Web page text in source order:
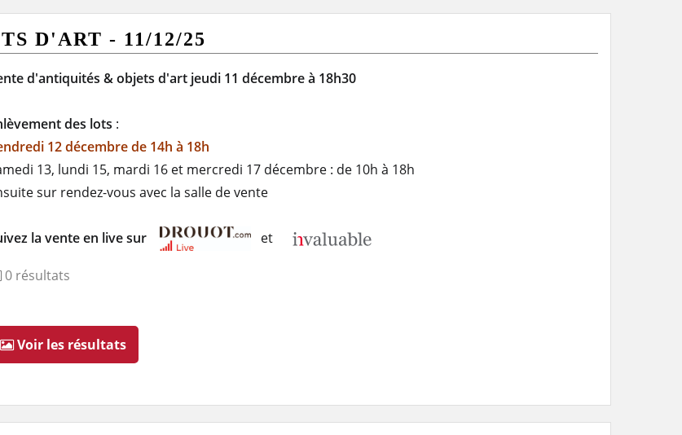
D'ART - 11/12/25
d'antiquités & objets d'art jeudi 11 décembre à 18h30
des lots :
12 décembre de 14h à 18h
13, lundi 15, mardi 16 et mercredi 17 décembre : de 10h à 18h
sur rendez-vous avec la salle de vente
la vente en live sur et
0 résultats
Voir les résultats